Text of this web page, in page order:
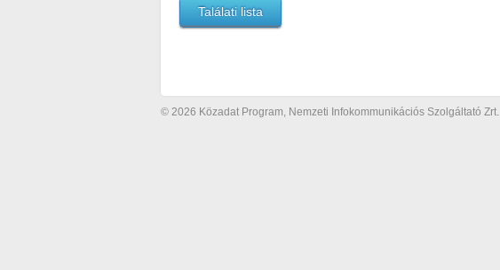
Találati lista
© 2026 Közadat Program, Nemzeti Infokommunikációs Szolgáltató Zrt.